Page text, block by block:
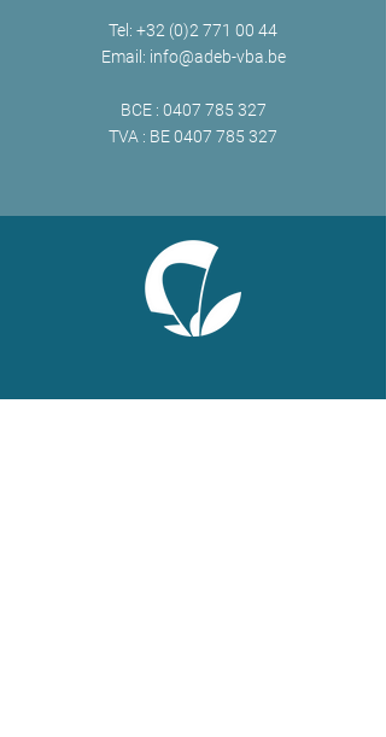
Tel: +32 (0)2 771 00 44
Email: info@adeb-vba.be
BCE : 0407 785 327
TVA : BE0407 785 327